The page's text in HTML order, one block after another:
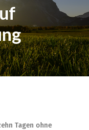
Tagen ohne